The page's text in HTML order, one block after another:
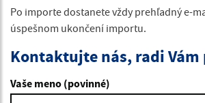
Po importe dostanete vždy prehľadný e-
úspešnom ukončení importu.
Kontaktujte nás, radi
Vaše meno (povinné)